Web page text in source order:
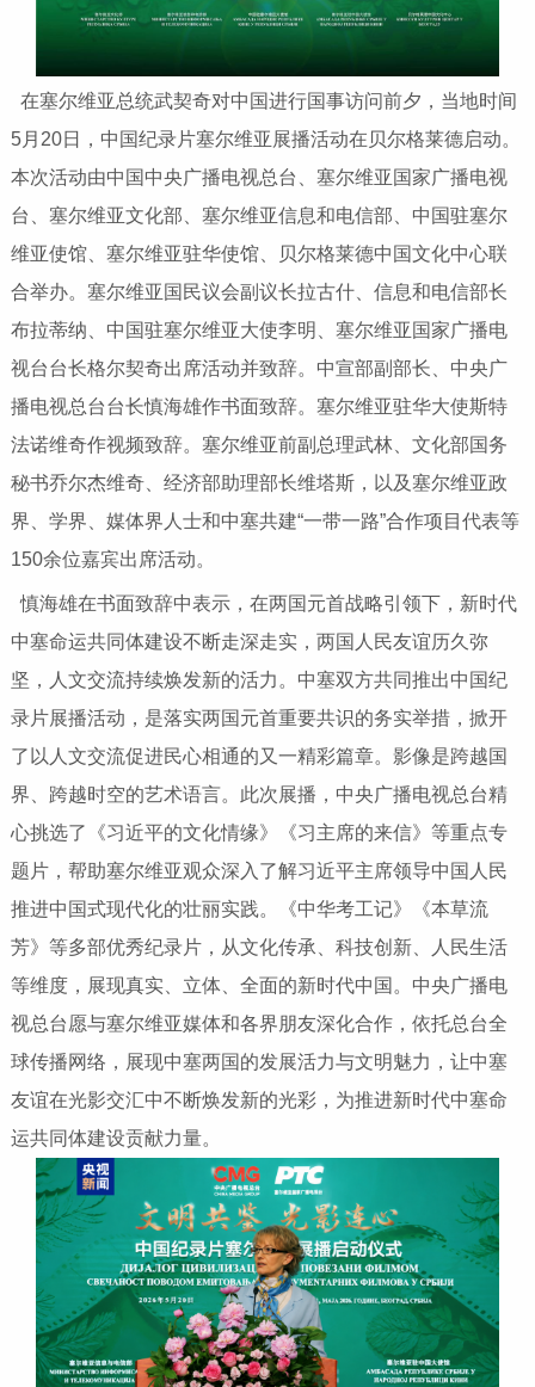
在塞尔维亚总统武契奇对中国进行国事访问前夕，当地时间
5月20日，中国纪录片塞尔维亚展播活动在贝尔格莱德启动。
本次活动由中国中央广播电视总台、塞尔维亚国家广播电视
台、塞尔维亚文化部、塞尔维亚信息和电信部、中国驻塞尔
维亚使馆、塞尔维亚驻华使馆、贝尔格莱德中国文化中心联
合举办。塞尔维亚国民议会副议长拉古什、信息和电信部长
布拉蒂纳、中国驻塞尔维亚大使李明、塞尔维亚国家广播电
视台台长格尔契奇出席活动并致辞。中宣部副部长、中央广
播电视总台台长慎海雄作书面致辞。塞尔维亚驻华大使斯特
法诺维奇作视频致辞。塞尔维亚前副总理武林、文化部国务
秘书乔尔杰维奇、经济部助理部长维塔斯，以及塞尔维亚政
界、学界、媒体界人士和中塞共建“一带一路”合作项目代表等
150余位嘉宾出席活动。
慎海雄在书面致辞中表示，在两国元首战略引领下，新时代
中塞命运共同体建设不断走深走实，两国人民友谊历久弥
坚，人文交流持续焕发新的活力。中塞双方共同推出中国纪
录片展播活动，是落实两国元首重要共识的务实举措，掀开
了以人文交流促进民心相通的又一精彩篇章。影像是跨越国
界、跨越时空的艺术语言。此次展播，中央广播电视总台精
心挑选了《习近平的文化情缘》《习主席的来信》等重点专
题片，帮助塞尔维亚观众深入了解习近平主席领导中国人民
推进中国式现代化的壮丽实践。《中华考工记》《本草流
芳》等多部优秀纪录片，从文化传承、科技创新、人民生活
等维度，展现真实、立体、全面的新时代中国。中央广播电
视总台愿与塞尔维亚媒体和各界朋友深化合作，依托总台全
球传播网络，展现中塞两国的发展活力与文明魅力，让中塞
友谊在光影交汇中不断焕发新的光彩，为推进新时代中塞命
运共同体建设贡献力量。